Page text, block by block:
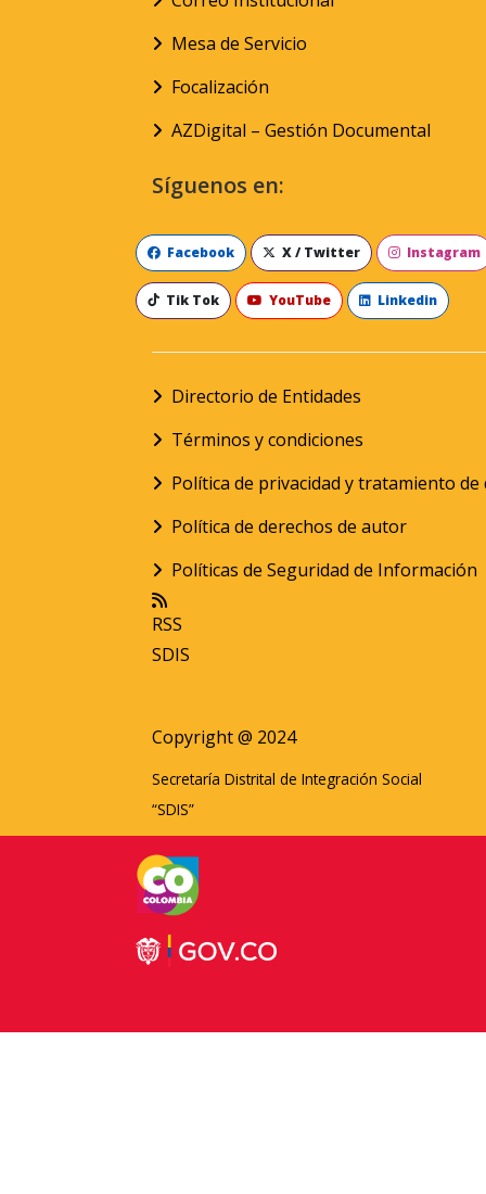
Mesa de Servicio
Focalización
AZDigital – Gestión Documental
Síguenos en:
Facebook X / Twitter Instagram
Tik Tok YouTube Linkedin
Directorio de Entidades
Términos y condiciones
Política de privacidad y tratamiento
Política de derechos de autor
Políticas de Seguridad de Información
RSS
SDIS
Copyright @ 2024
Secretaría Distrital de Integración Social
“SDIS”